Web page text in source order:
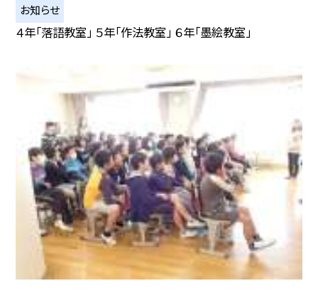
お知らせ
４年「落語教室」 ５年「作法教室」 ６年「墨絵教室」